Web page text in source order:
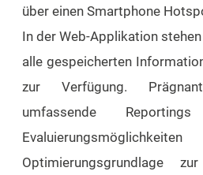
über einen Smartphone
In der Web-Applikation
alle gespeicherten
zur Verfügung.
umfassende
Optimierungsgrundlage